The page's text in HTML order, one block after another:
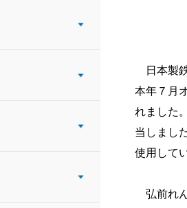
日本製
本年７月
れました
当しまし
使用して
弘前れ